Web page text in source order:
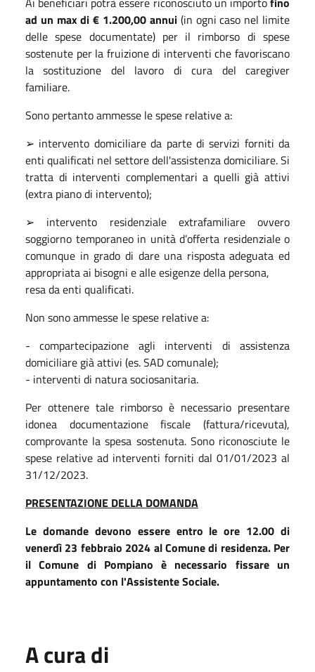
ad un max di € 1.200,00 annui(in ogni caso nel limite
delle spese documentate) per il rimborso di spese
sostenute per la fruizione di interventi che favoriscano
la sostituzione del lavoro di cura del caregiver
familiare.
Sono pertanto ammesse le spese relative a:
➢ intervento domiciliare da parte di servizi forniti da
enti qualificati nel settore dell'assistenza domiciliare. Si
tratta di interventi complementari a quelli già attivi
(extra piano di intervento);
➢ intervento residenziale extrafamiliare ovvero
soggiorno temporaneo in unità d’offerta residenziale o
comunque in grado di dare una risposta adeguata ed
appropriata ai bisogni e alle esigenze della persona,
resa da enti qualificati.
Non sono ammesse le spese relative a:
- compartecipazione agli interventi di assistenza
domiciliare già attivi (es. SAD comunale);
- interventi di natura sociosanitaria.
Per ottenere tale rimborso è necessario presentare
idonea documentazione fiscale (fattura/ricevuta),
comprovante la spesa sostenuta. Sono riconosciute le
spese relative ad interventi forniti dal 01/01/2023 al
31/12/2023.
PRESENTAZIONE DELLA DOMANDA
Le domande devono essere entro le ore 12.00 di
venerdì 23 febbraio 2024 al Comune di residenza. Per
il Comune di Pompiano è necessario fissare un
appuntamento con l'Assistente Sociale.
A cura di